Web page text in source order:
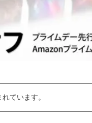
ています。